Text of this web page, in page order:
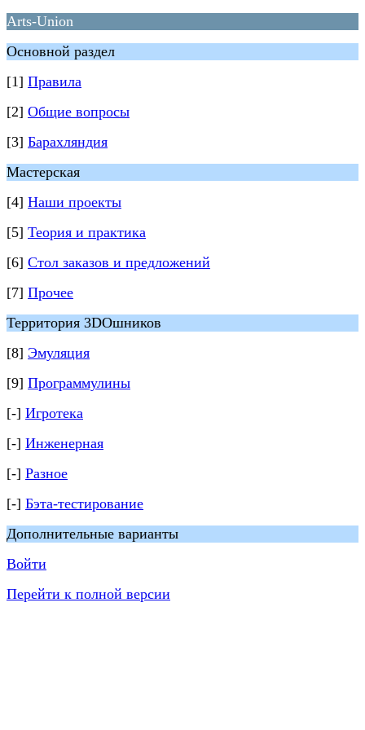
Arts-Union
Основной раздел
[1] Правила
[2] Общие вопросы
[3] Барахляндия
Мастерская
[4] Наши проекты
[5] Теория и практика
[6] Стол заказов и предложений
[7] Прочее
Территория 3DOшников
[8] Эмуляция
[9] Программулины
[-] Игротека
[-] Инженерная
[-] Разное
[-] Бэта-тестирование
Дополнительные варианты
Войти
Перейти к полной версии